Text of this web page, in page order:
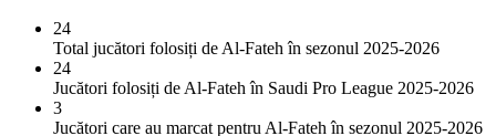
24
Total jucători folosiți de Al-Fateh în sezonul 2025-2026
24
Jucători folosiți de Al-Fateh în Saudi Pro League 2025-2026
3
Jucători care au marcat pentru Al-Fateh în sezonul 2025-2026